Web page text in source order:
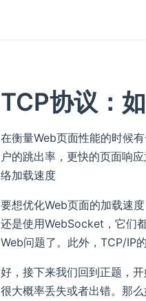
TCP协议：
在衡量Web页面性能的时候
户的跳出率，更快的页面响
络加载速度
要想优化Web页面的加载速
还是使用WebSocket，它们
Web问题了。此外，TCP/IP
好，接下来我们回到正题，
很大概率丢失或者出错。那